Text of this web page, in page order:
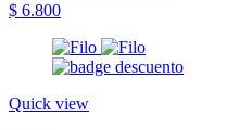
$ 6.800
Quick view